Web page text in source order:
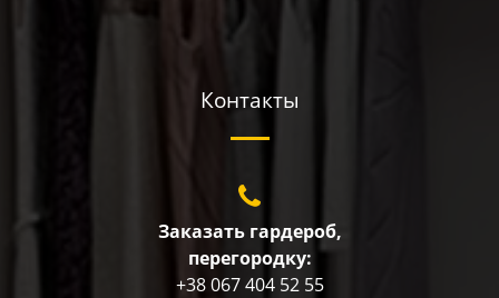
Контакты
Заказать гардероб,
перегородку:
+38 067 404 52 55